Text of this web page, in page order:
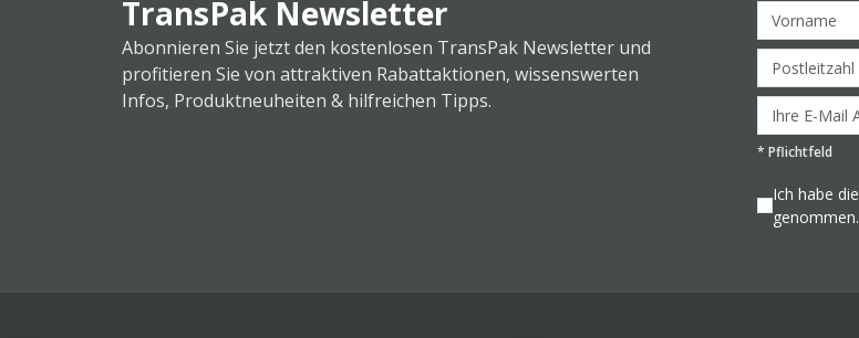
TransPak Newsletter
Abonnieren Sie jetzt den kostenlosen TransPak Newsletter und
profitieren Sie von attraktiven Rabattaktionen, wissenswerten
Infos, Produktneuheiten & hilfreichen Tipps.
* Pflichtfeld
Ich habe die
genommen.